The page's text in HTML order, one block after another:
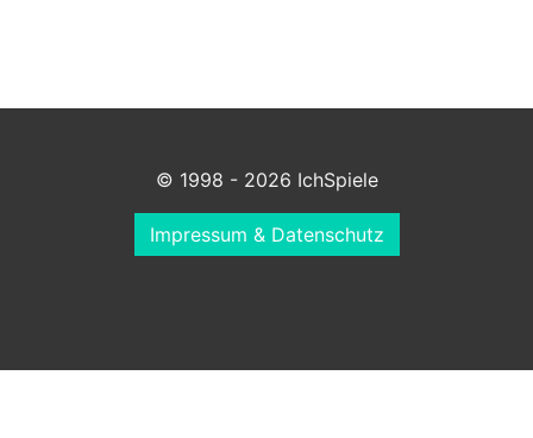
© 1998 - 2026 IchSpiele
Impressum & Datenschutz